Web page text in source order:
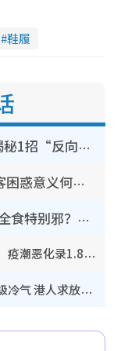
鞋履
WhatsApp预设贴图怎么删？揭秘1招“反向操作”还原简洁界面 附3步实测教程
香港山边铁闸边门大开？内地客困惑意义何在！网友神回复：这种叫法理性防御
鬼门开2026｜农历七月撞正日全食特别邪？专家警告切忌做一事！揭4大禁忌+2招保平安
夺命寄生虫｜食生菜狂泻首现死者！疫潮恶化录1.8万宗病例 揭洗菜3大谬误
内地客夸港人不识老！揭港铁保鲜级冷气 港人求放过：别投诉